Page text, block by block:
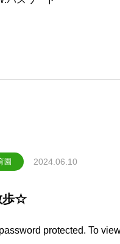
園 2024.06.10
歩☆
protected. To